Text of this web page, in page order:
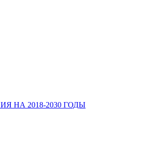
НА 2018-2030 ГОДЫ